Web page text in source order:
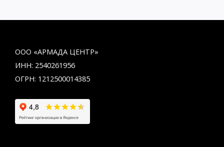
ООО «АРМАДА ЦЕНТР»
ИНН: 2540261956
ОГРН: 1212500014385